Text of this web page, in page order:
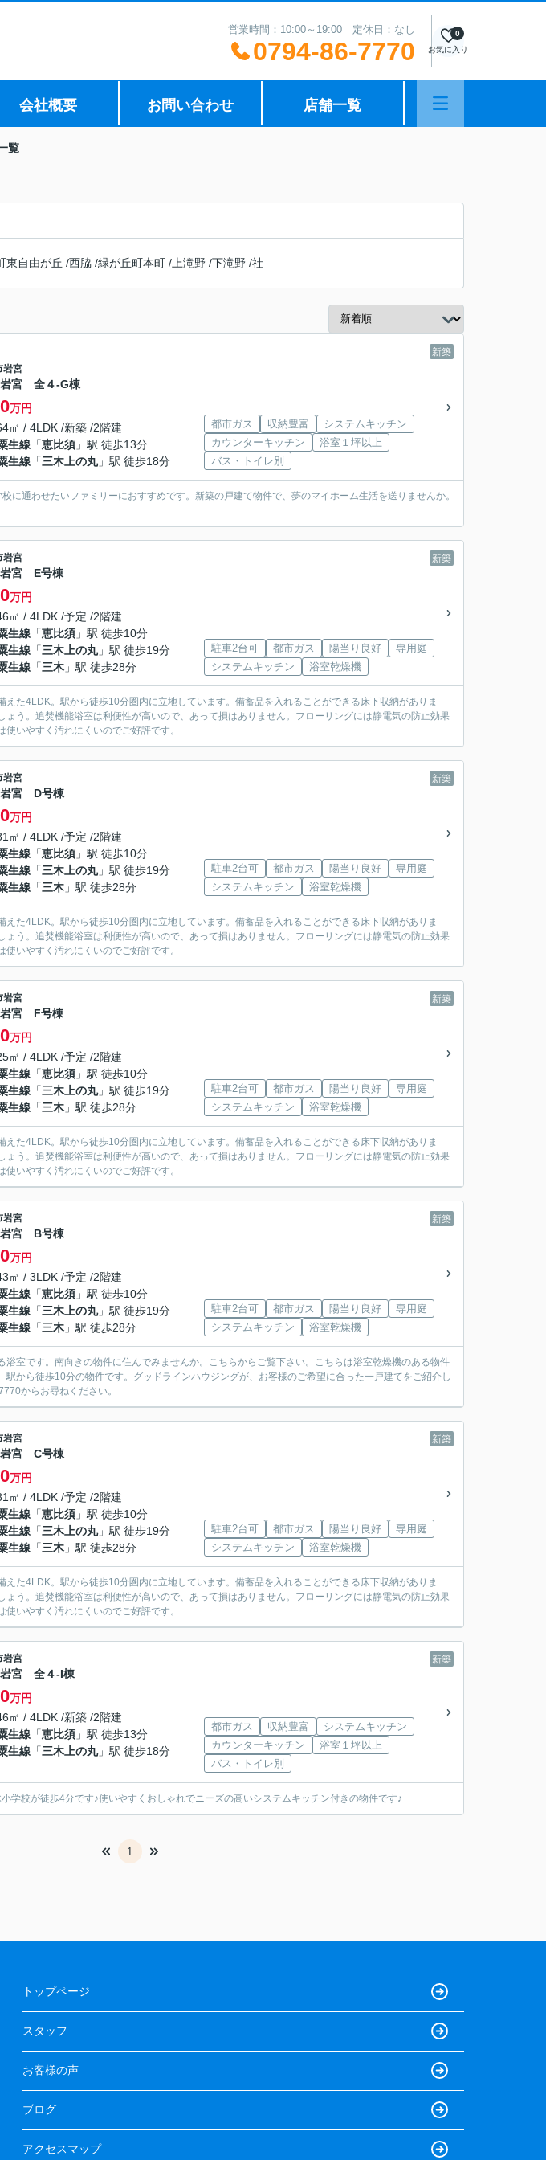
営業時間：10:00～19:00 定休日：なし
0794-86-7770 お気に入り
0
会社概要 お問い合わせ 店舗一覧
覧
東自由が丘 /西脇 /緑が丘町本町 / 上滝野 /下滝野 /社
新築
岩宮
岩宮 全４-G棟
万円
㎡ / 4LDK /新築 /2階建
生線 「恵比須 」駅 徒歩13分
生線 「三木上の丸」駅 徒歩18分
都市ガス 収納豊富
システムキッチン
カウンターキッチン
浴室１坪以上
バス・トイレ別
に通わせたいファミリーにおすすめです。新築の戸建て物件で、夢のマイホーム生活を送りませんか。
新築
岩宮
岩宮 E号棟
万円
㎡ / 4LDK /予定 /2階建
生線 「恵比須 」駅 徒歩10分
生線 「三木上の丸」駅 徒歩19分
生線 「三木 」駅 徒歩28分
駐車2台可 都市ガス 陽当り良好
専用庭
システムキッチン
浴室乾燥機
えた4LDK。駅から徒歩10分圏内に立地しています。備蓄品を入れることができる床下収納がありま
う。追焚機能浴室は利便性が高いので、あって損はありません。フローリングには静電気の防止効果
いやすく汚れにくいのでご好評です。
新築
岩宮
岩宮 D号棟
万円
㎡ / 4LDK /予定 /2階建
生線 「恵比須 」駅 徒歩10分
生線 「三木上の丸」駅 徒歩19分
生線 「三木 」駅 徒歩28分
駐車2台可 都市ガス 陽当り良好
専用庭
システムキッチン
浴室乾燥機
えた4LDK。駅から徒歩10分圏内に立地しています。備蓄品を入れることができる床下収納がありま
う。追焚機能浴室は利便性が高いので、あって損はありません。フローリングには静電気の防止効果
いやすく汚れにくいのでご好評です。
新築
岩宮
岩宮 F号棟
万円
㎡ / 4LDK /予定 /2階建
生線 「恵比須 」駅 徒歩10分
生線 「三木上の丸」駅 徒歩19分
生線 「三木 」駅 徒歩28分
駐車2台可 都市ガス 陽当り良好
専用庭
システムキッチン
浴室乾燥機
えた4LDK。駅から徒歩10分圏内に立地しています。備蓄品を入れることができる床下収納がありま
う。追焚機能浴室は利便性が高いので、あって損はありません。フローリングには静電気の防止効果
いやすく汚れにくいのでご好評です。
新築
岩宮
岩宮 B号棟
万円
㎡ / 3LDK /予定 /2階建
生線 「恵比須 」駅 徒歩10分
生線 「三木上の丸」駅 徒歩19分
生線 「三木 」駅 徒歩28分
駐車2台可 都市ガス 陽当り良好
専用庭
システムキッチン
浴室乾燥機
浴室です。南向きの物件に住んでみませんか。こちらからご覧下さい。こちらは浴室乾燥機のある物件
から徒歩10分の物件です。グッドラインハウジングが、お客様のご希望に合った一戸建てをご紹介し
からお尋ねください。
新築
岩宮
岩宮 C号棟
万円
㎡ / 4LDK /予定 /2階建
生線 「恵比須 」駅 徒歩10分
生線 「三木上の丸」駅 徒歩19分
生線 「三木 」駅 徒歩28分
駐車2台可 都市ガス 陽当り良好
専用庭
システムキッチン
浴室乾燥機
えた4LDK。駅から徒歩10分圏内に立地しています。備蓄品を入れることができる床下収納がありま
う。追焚機能浴室は利便性が高いので、あって損はありません。フローリングには静電気の防止効果
いやすく汚れにくいのでご好評です。
新築
岩宮
岩宮 全４-I棟
万円
㎡ / 4LDK /新築 /2階建
生線 「恵比須 」駅 徒歩13分
生線 「三木上の丸」駅 徒歩18分
都市ガス 収納豊富
システムキッチン
カウンターキッチン
浴室１坪以上
バス・トイレ別
学校が徒歩4分です♪使いやすくおしゃれでニーズの高いシステムキッチン付きの物件です♪
1
トップページ
スタッフ
お客様の声
ブログ
アクセスマップ